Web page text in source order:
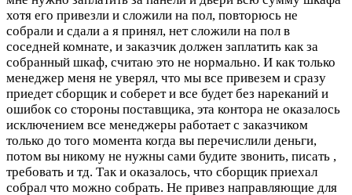
хотя его привезли и сложили на пол, повторюсь не
собрали и сдали а я принял, нет сложили на пол в
соседней комнате, и заказчик должен заплатить как за
собранный шкаф, считаю это не нормально. И как только
менеджер меня не уверял, что мы все привезем и сразу
приедет сборщик и соберет и все будет без нареканий и
ошибок со стороны поставщика, эта контора не оказалось
исключением все менеджеры работает с заказчиком
только до того момента когда вы перечислили деньги,
потом вы никому не нужны сами будите звонить, писать ,
требовать и тд. Так и оказалось, что сборщик приехал
собрал что можно собрать. Не привез направляющие для